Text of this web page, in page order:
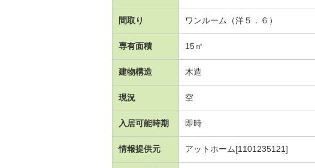
間取り ワンルーム（洋５．６）
専有面積 15㎡
建物構造 木造
現況 空
入居可能時期 即時
情報提供元 アットホーム[1101235121]